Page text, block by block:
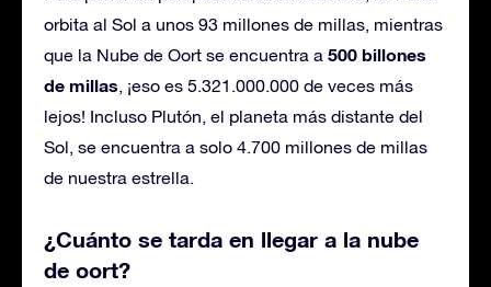
orbita al Sol a unos 93 millones de millas, mientras
que la Nube de Oort se encuentra a 500 billones
de millas, ¡eso es 5.321.000.000 de veces más
lejos! Incluso Plutón, el planeta más distante del
Sol, se encuentra a solo 4.700 millones de millas
de nuestra estrella.
¿Cuánto se tarda en llegar a la nube
de oort?